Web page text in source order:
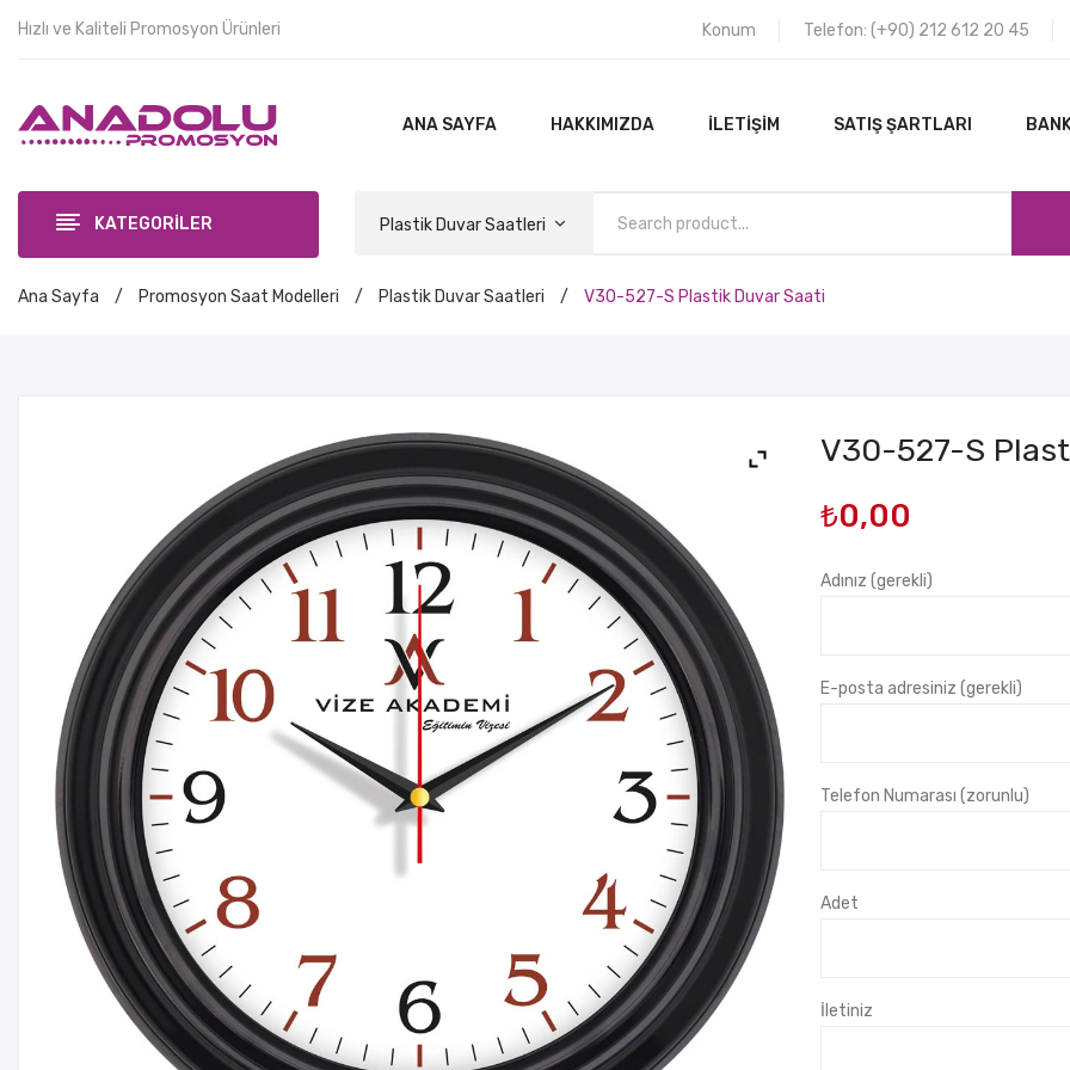
Hızlı ve Kaliteli Promosyon Ürünleri Konum Telefon: (+90) 212 612 20 45
ANA SAYFA HAKKIMIZDA İLETIŞIM SATIŞ ŞARTLARI
KATEGORİLER Plastik Duvar Saatleri
ANA SAYFA
Ana Sayfa / Promosyon Saat Modelleri / Plastik Duvar Saatleri / V30-527-S Plastik Duvar Saati
V30-527-S
₺0,00
Adınız (gerekli)
E-posta adresiniz (gerekli)
Telefon Numarası (zorunlu)
Adet
İletiniz